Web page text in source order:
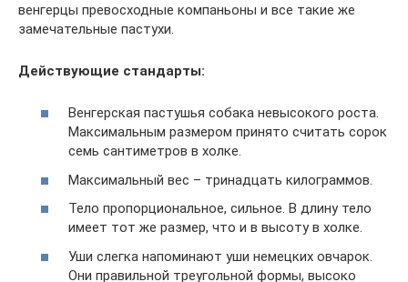
венгерцы превосходные компаньоны и все такие же
замечательные пастухи.
Действующие стандарты:
Венгерская пастушья собака невысокого роста.
Максимальным размером принято считать сорок
семь сантиметров в холке.
Максимальный вес – тринадцать килограммов.
Тело пропорциональное, сильное. В длину тело
имеет тот же размер, что и в высоту в холке.
Уши слегка напоминают уши немецких овчарок.
Они правильной треугольной формы, высоко